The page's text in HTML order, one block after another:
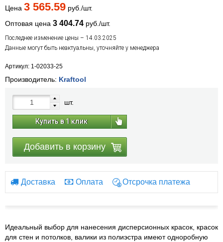
Цена 3 565.59 руб./шт.
Оптовая цена 3 404.74 руб./шт.
Последнее изменение цены – 14.03.2025
Данные могут быть неактуальны, уточняйте у менеджера
Артикул: 1-02033-25
Производитель: Kraftool
шт.
Купить в 1 клик
Добавить в корзину
Доставка Оплата Отсрочка платежа
Идеальный выбор для нанесения дисперсионных красок, красок
для стен и потолков, валики из полиэстра имеют одноробную